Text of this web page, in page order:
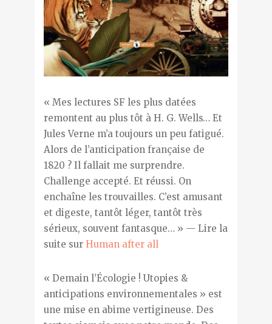
« Mes lectures SF les plus datées
remontent au plus tôt à H. G. Wells… Et
Jules Verne m’a toujours un peu fatigué.
Alors de l’anticipation française de
1820 ? Il fallait me surprendre.
Challenge accepté. Et réussi. On
enchaîne les trouvailles. C’est amusant
et digeste, tantôt léger, tantôt très
sérieux, souvent fantasque… » — Lire la
suite sur Human after all
« Demain l’Écologie ! Utopies &
anticipations environnementales » est
une mise en abime vertigineuse. Des